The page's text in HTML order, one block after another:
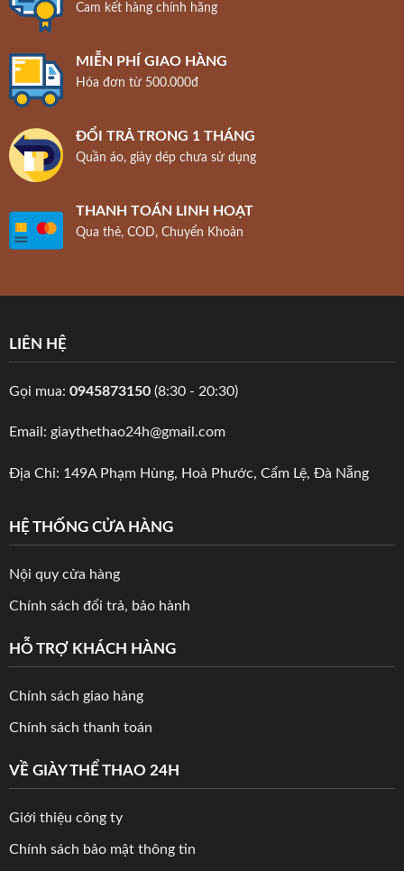
Cam kết hàng chính hãng
MIỄN PHÍ GIAO HÀNG
Hóa đơn từ 500.000đ
ĐỔI TRẢ TRONG 1 THÁNG
Quần áo, giày dép chưa sử dụng
THANH TOÁN LINH HOẠT
Qua thẻ, COD, Chuyển Khoản
LIÊN HỆ
Gọi mua: 0945873150(8:30 - 20:30)
Email: giaythethao24h@gmail.com
Địa Chỉ: 149A Phạm Hùng, Hoà Phước, Cẩm Lệ, Đà Nẵng
HỆ THỐNG CỬA HÀNG
Nội quy cửa hàng
Chính sách đổi trả, bảo hành
HỖ TRỢ KHÁCH HÀNG
Chính sách giao hàng
Chính sách thanh toán
VỀ GIÀY THỂ THAO 24H
Giới thiệu công ty
Chính sách bảo mật thông tin